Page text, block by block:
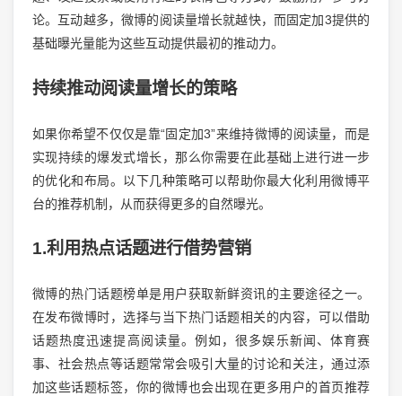
论。互动越多，微博的阅读量增长就越快，而固定加3提供的
基础曝光量能为这些互动提供最初的推动力。
持续推动阅读量增长的策略
如果你希望不仅仅是靠“固定加3”来维持微博的阅读量，而是
实现持续的爆发式增长，那么你需要在此基础上进行进一步
的优化和布局。以下几种策略可以帮助你最大化利用微博平
台的推荐机制，从而获得更多的自然曝光。
1.利用热点话题进行借势营销
微博的热门话题榜单是用户获取新鲜资讯的主要途径之一。
在发布微博时，选择与当下热门话题相关的内容，可以借助
话题热度迅速提高阅读量。例如，很多娱乐新闻、体育赛
事、社会热点等话题常常会吸引大量的讨论和关注，通过添
加这些话题标签，你的微博也会出现在更多用户的首页推荐